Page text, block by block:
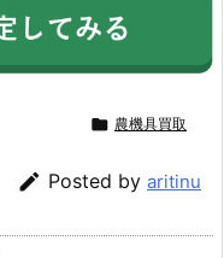
 農機具買取
 Posted by aritinu